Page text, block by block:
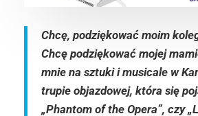
Chcę, podziękować moim
Chcę podziękować mojej
mnie na sztuki i musicale w
trupie objazdowej, która się
„Phantom of the Opera”, czy